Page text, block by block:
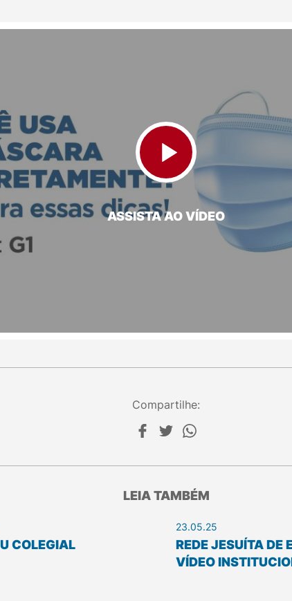
ASSISTA AO VÍDEO
Compartilhe:
LEIA TAMBÉM
COLEGIAL
23.05.25
REDE JESUÍTA DE
VÍDEO